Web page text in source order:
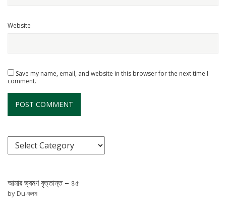
Website
Save my name, email, and website in this browser for the next time I
comment.
আমার ভ্রমণ বৃত্তান্ত – ৪৫
by Du-কলম